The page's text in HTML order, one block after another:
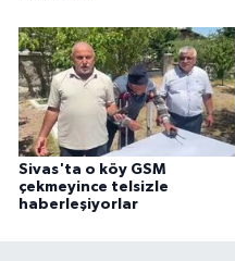
Sivas'ta o köy GSM
çekmeyince telsizle
haberleşiyorlar